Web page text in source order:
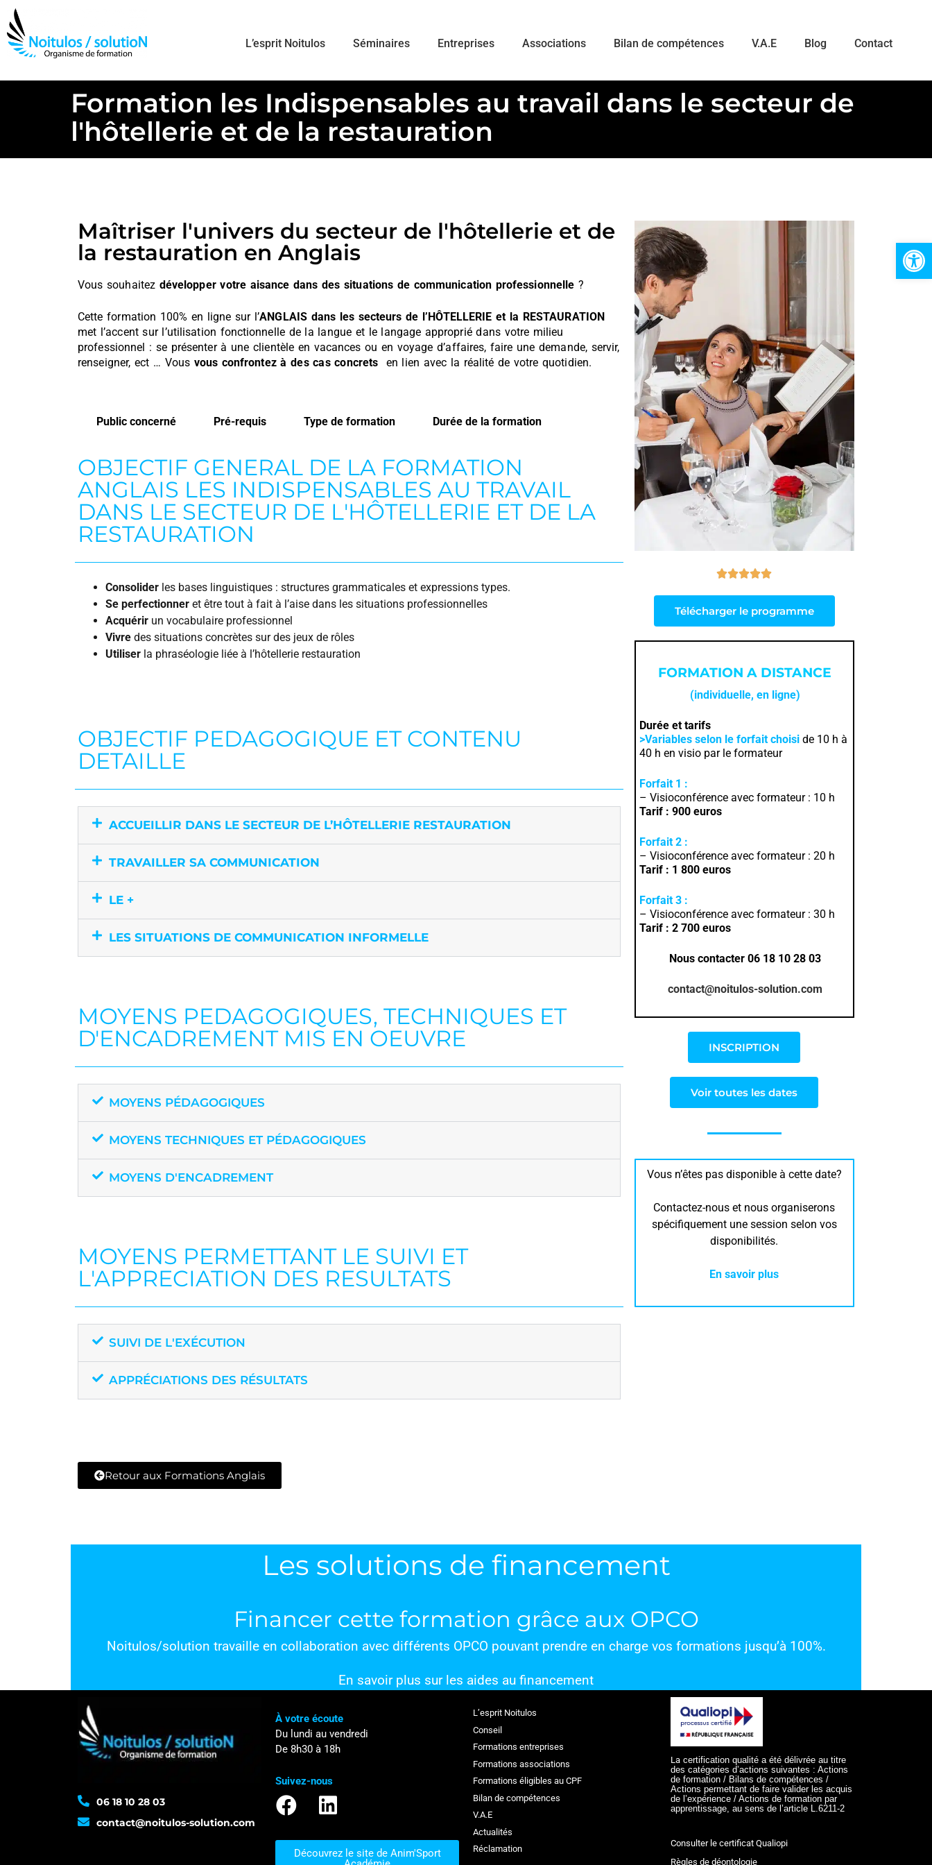
Ouvrir
L’esprit Noitulos Séminaires Entreprises Associations Bilan de compétences V.A.E Blog Contact
Formation les Indispensables au travail dans le secteur de
l'hôtellerie et de la restauration
Maîtriser l'univers du secteur de l'hôtellerie et de
la restauration en Anglais
Vous souhaitez développer votre aisance dans des situations de communication professionnelle ?
Cette formation 100% en ligne sur l’ANGLAIS dans les secteurs de l’HÔTELLERIE et la RESTAURATION
met l’accent sur l’utilisation fonctionnelle de la langue et le langage approprié dans votre milieu
professionnel : se présenter à une clientèle en vacances ou en voyage d’affaires, faire une demande, servir,
renseigner, ect … Vous vous confrontez à des cas concrets en lien avec la réalité de votre quotidien.
Public concerné Pré-requis Type de formation Durée de la formation
OBJECTIF GENERAL DE LA FORMATION
ANGLAIS LES INDISPENSABLES AU TRAVAIL
DANS LE SECTEUR DE L'HÔTELLERIE ET DE LA
RESTAURATION
Consolider les bases linguistiques : structures grammaticales et expressions types.
Se perfectionner et être tout à fait à l’aise dans les situations professionnelles
Acquérir un vocabulaire professionnel
Vivre des situations concrètes sur des jeux de rôles
Utiliser la phraséologie liée à l’hôtellerie restauration
OBJECTIF PEDAGOGIQUE ET CONTENU
DETAILLE
ACCUEILLIR DANS LE SECTEUR DE L’HÔTELLERIE RESTAURATION
TRAVAILLER SA COMMUNICATION
LE +
LES SITUATIONS DE COMMUNICATION INFORMELLE
MOYENS PEDAGOGIQUES, TECHNIQUES ET
D'ENCADREMENT MIS EN OEUVRE
MOYENS PÉDAGOGIQUES
MOYENS TECHNIQUES ET PÉDAGOGIQUES
MOYENS D'ENCADREMENT
MOYENS PERMETTANT LE SUIVI ET
L'APPRECIATION DES RESULTATS
SUIVI DE L'EXÉCUTION
APPRÉCIATIONS DES RÉSULTATS
Retour aux Formations Anglais

Télécharger le programme
FORMATION A DISTANCE
(individuelle, en ligne)
Durée et tarifs
>Variables selon le forfait choisi de 10 h à
40 h en visio par le formateur
Forfait 1 :
– Visioconférence avec formateur : 10 h
Tarif : 900 euros
Forfait 2 :
– Visioconférence avec formateur : 20 h
Tarif : 1 800 euros
Forfait 3 :
– Visioconférence avec formateur : 30 h
Tarif : 2 700 euros
Nous contacter 06 18 10 28 03
contact@noitulos-solution.com
INSCRIPTION
Voir toutes les dates
Vous n’êtes pas disponible à cette date?
Contactez-nous et nous organiserons
spécifiquement une session selon vos
disponibilités.
En savoir plus
Les solutions de financement
Financer cette formation grâce aux OPCO
Noitulos/solution travaille en collaboration avec différents OPCO pouvant prendre en charge vos formations jusqu’à 100%.
En savoir plus sur les aides au financement
06 18 10 28 03
contact@noitulos-solution.com
À votre écoute
Du lundi au vendredi
De 8h30 à 18h
Suivez-nous
Découvrez le site de Anim'Sport
L’esprit Noitulos
Conseil
Formations entreprises
Formations associations
Formations éligibles au CPF
Bilan de compétences
V.A.E
Actualités
Réclamation
La certification qualité a été délivrée au titre
des catégories d’actions suivantes : Actions
de formation / Bilans de compétences /
Actions permettant de faire valider les acquis
de l’expérience / Actions de formation par
apprentissage, au sens de l’article L.6211-2
Consulter le certificat Qualiopi
Règles de déontologie